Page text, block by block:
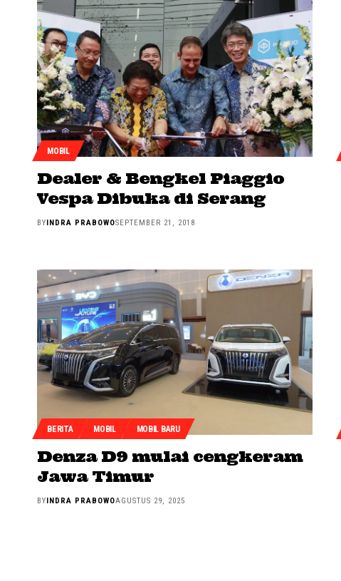
MOBIL
Dealer & Bengkel Piaggio
Vespa Dibuka di Serang
BY INDRA PRABOWOSEPTEMBER 21, 2018
BERITA MOBIL MOBIL BARU
Denza D9 mulai cengkeram
Jawa Timur
BY INDRA PRABOWOAGUSTUS 29, 2025